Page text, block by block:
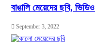
বাঙালি মেয়েদের ছবি,
September 3, 2022